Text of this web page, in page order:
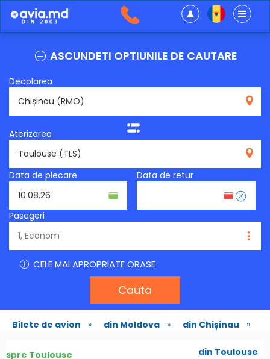
ASCUNDETI OPTIUNILE DE CAUTARE
Decolarea
Aterizarea
Data de plecare
Data de retur
Pasageri
CELE MAI APROPRIATE ORASE
Cauta
Bilete de avion » din Moldova » din Chișinau »
spre Toulouse din Toulouse